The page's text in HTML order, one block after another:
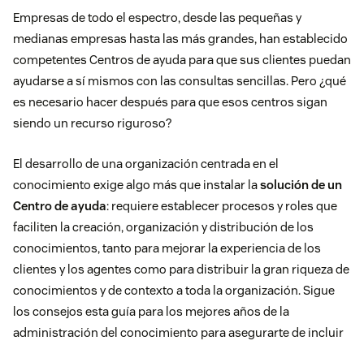
Empresas de todo el espectro, desde las pequeñas y
medianas empresas hasta las más grandes, han establecido
competentes Centros de ayuda para que sus clientes puedan
ayudarse a sí mismos con las consultas sencillas. Pero ¿qué
es necesario hacer después para que esos centros sigan
siendo un recurso riguroso?
El desarrollo de una organización centrada en el
conocimiento exige algo más que instalar lasolución de un
Centro de ayuda: requiere establecer procesos y roles que
faciliten la creación, organización y distribución de los
conocimientos, tanto para mejorar la experiencia de los
clientes y los agentes como para distribuir la gran riqueza de
conocimientos y de contexto a toda la organización. Sigue
los consejos esta guía para los mejores años de la
administración del conocimiento para asegurarte de incluir